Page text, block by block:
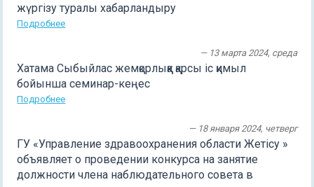
жүргізу туралы хабарландыру
Подробнее
— 13 марта 2024, среда
Хатама Сыбыйлас жемқорлыққа қарсы іс қимыл
бойынша семинар-кеңес
Подробнее
— 18 января 2024, четверг
ГУ «Управление здравоохранения области Жетісу »
объявляет о проведении конкурса на занятие
должности члена наблюдательного совета в